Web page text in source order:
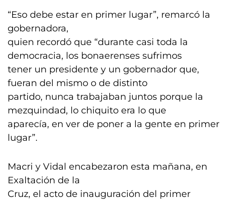
“Eso debe estar en primer lugar”, remarcó la
gobernadora,
quien recordó que “durante casi toda la
democracia, los bonaerenses sufrimos
tener un presidente y un gobernador que,
fueran del mismo o de distinto
partido, nunca trabajaban juntos porque la
mezquindad, lo chiquito era lo que
aparecía, en ver de poner a la gente en primer
lugar”.
Macri y Vidal encabezaron esta mañana, en
Exaltación de la
Cruz, el acto de inauguración del primer